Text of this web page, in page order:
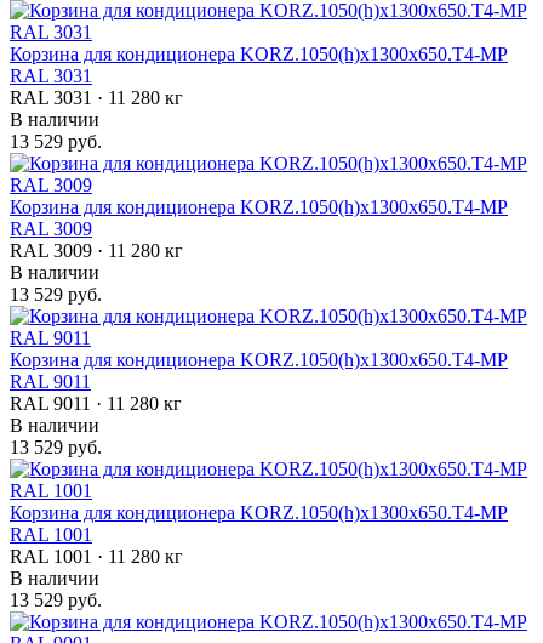
Корзина для кондиционера KORZ.1050(h)x1300x650.T4-МP
RAL 3031
RAL 3031 · 11 280 кг
В наличии
13 529 руб.
Корзина для кондиционера KORZ.1050(h)x1300x650.T4-МP
RAL 3009
RAL 3009 · 11 280 кг
В наличии
13 529 руб.
Корзина для кондиционера KORZ.1050(h)x1300x650.T4-МP
RAL 9011
RAL 9011 · 11 280 кг
В наличии
13 529 руб.
Корзина для кондиционера KORZ.1050(h)x1300x650.T4-МP
RAL 1001
RAL 1001 · 11 280 кг
В наличии
13 529 руб.